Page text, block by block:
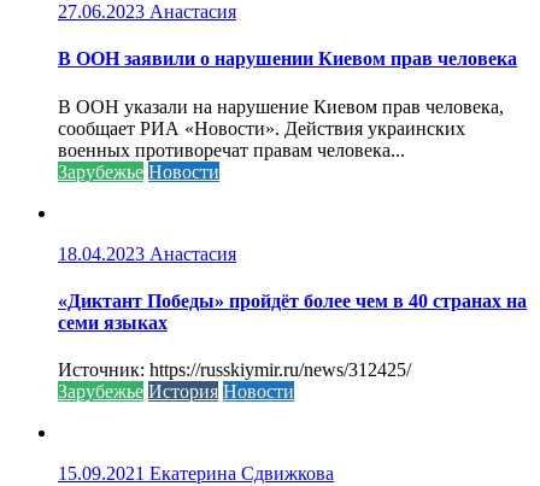
27.06.2023 Анастасия
В ООН заявили о нарушении Киевом прав человека
В ООН указали на нарушение Киевом прав человека,
сообщает РИА «Новости». Действия украинских
военных противоречат правам человека...
Зарубежье Новости
18.04.2023 Анастасия
«Диктант Победы» пройдёт более чем в 40 странах на
семи языках
Источник: https://russkiymir.ru/news/312425/
Зарубежье История Новости
15.09.2021 Екатерина Сдвижкова